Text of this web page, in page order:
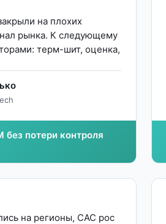
на плохих
рынка. К следующему
терм-шит, оценка,
без потери контроля
на регионы, CAC рос